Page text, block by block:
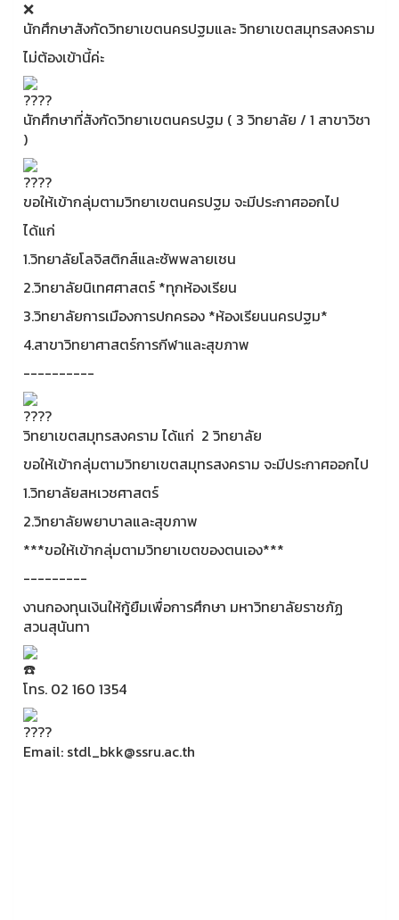
นักศึกษาสังกัดวิทยาเขตนครปฐมและ วิทยาเขตสมุทรสงคราม
ไม่ต้องเข้านี้ค่ะ
นักศึกษาที่สังกัดวิทยาเขตนครปฐม ( 3 วิทยาลัย / 1 สาขาวิชา
)
ขอให้เข้ากลุ่มตามวิทยาเขตนครปฐม จะมีประกาศออกไป
ได้แก่
1.วิทยาลัยโลจิสติกส์และซัพพลายเชน
2.วิทยาลัยนิเทศศาสตร์ *ทุกห้องเรียน
3.วิทยาลัยการเมืองการปกครอง *ห้องเรียนนครปฐม*
4.สาขาวิทยาศาสตร์การกีฬาและสุขภาพ
----------
วิทยาเขตสมุทรสงคราม ได้แก่ 2 วิทยาลัย
ขอให้เข้ากลุ่มตามวิทยาเขตสมุทรสงคราม จะมีประกาศออกไป
1.วิทยาลัยสหเวชศาสตร์
2.วิทยาลัยพยาบาลและสุขภาพ
***ขอให้เข้ากลุ่มตามวิทยาเขตของตนเอง***
---------
งานกองทุนเงินให้กู้ยืมเพื่อการศึกษา มหาวิทยาลัยราชภัฏ
สวนสุนันทา
โทร. 02 160 1354
Email: stdl_bkk@ssru.ac.th